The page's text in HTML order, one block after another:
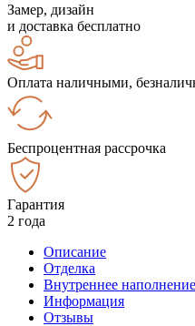
Замер, дизайн
и доставка бесплатно
Оплата наличными,
Беспроцентная рассрочка
Гарантия
2 года
Описание
Отделка
Внутреннее наполнение
Информация
Отзывы